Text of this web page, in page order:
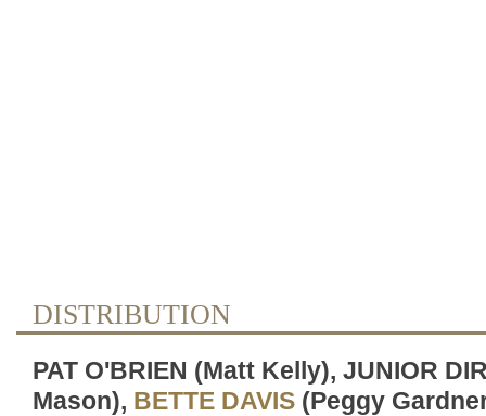
DISTRIBUTION
PAT O'BRIEN (Matt Kelly), JUNIOR
Mason), BETTE DAVIS (Peggy